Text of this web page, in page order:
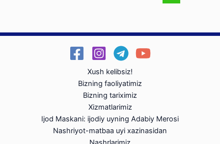
Xush kelibsiz!
Bizning faoliyatimiz
Bizning tariximiz
Xizmatlarimiz
Ijod Maskani: ijodiy uyning Adabiy Merosi
Nashriyot-matbaa uyi xazinasidan